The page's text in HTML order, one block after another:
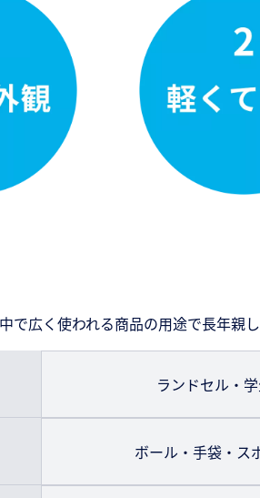
広く使われる商品の用途で長年親し
ランドセル・
ボール・手袋・ス